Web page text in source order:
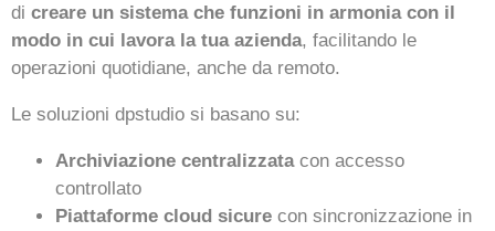
di creare un sistema che funzioni in armonia con il
modo in cui lavora la tua azienda, facilitando le
operazioni quotidiane, anche da remoto.
Le soluzioni dpstudio si basano su:
Archiviazione centralizzatacon accesso
controllato
Piattaforme cloud sicure con sincronizzazione in